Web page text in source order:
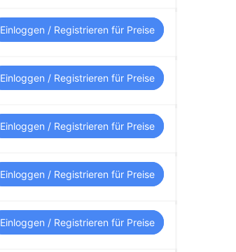
Einloggen / Registrieren für Preise
Einloggen / Registrieren für Preise
Einloggen / Registrieren für Preise
Einloggen / Registrieren für Preise
Einloggen / Registrieren für Preise